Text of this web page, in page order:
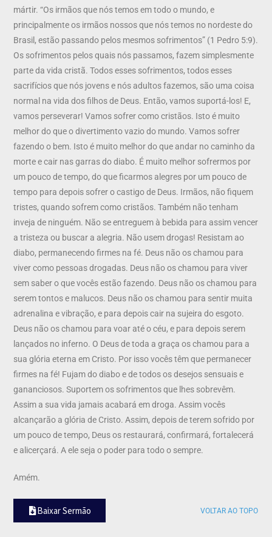
mártir. “Os irmãos que nós temos em todo o mundo, e
principalmente os irmãos nossos que nós temos no nordeste do
Brasil, estão passando pelos mesmos sofrimentos” (1 Pedro 5:9).
Os sofrimentos pelos quais nós passamos, fazem simplesmente
parte da vida cristã. Todos esses sofrimentos, todos esses
sacrifícios que nós jovens e nós adultos fazemos, são uma coisa
normal na vida dos filhos de Deus. Então, vamos suportá-los! E,
vamos perseverar! Vamos sofrer como cristãos. Isto é muito
melhor do que o divertimento vazio do mundo. Vamos sofrer
fazendo o bem. Isto é muito melhor do que andar no caminho da
morte e cair nas garras do diabo. É muito melhor sofrermos por
um pouco de tempo, do que ficarmos alegres por um pouco de
tempo para depois sofrer o castigo de Deus. Irmãos, não fiquem
tristes, quando sofrem como cristãos. Também não tenham
inveja de ninguém. Não se entreguem à bebida para assim vencer
a tristeza ou buscar a alegria. Não usem drogas! Resistam ao
diabo, permanecendo firmes na fé. Deus não os chamou para
viver como pessoas drogadas. Deus não os chamou para viver
sem saber o que vocês estão fazendo. Deus não os chamou para
serem tontos e malucos. Deus não os chamou para sentir muita
adrenalina e vibração, e para depois cair na sujeira do esgoto.
Deus não os chamou para voar até o céu, e para depois serem
lançados no inferno. O Deus de toda a graça os chamou para a
sua glória eterna em Cristo. Por isso vocês têm que permanecer
firmes na fé! Fujam do diabo e de todos os desejos sensuais e
gananciosos. Suportem os sofrimentos que lhes sobrevêm.
Assim a sua vida jamais acabará em droga. Assim vocês
alcançarão a glória de Cristo. Assim, depois de terem sofrido por
um pouco de tempo, Deus os restaurará, confirmará, fortalecerá
e alicerçará. A ele seja o poder para todo o sempre.
Amém.
Baixar Sermão VOLTAR AO TOPO